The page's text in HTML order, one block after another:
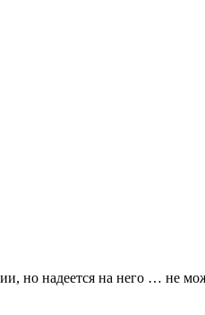
но надеется на него … не